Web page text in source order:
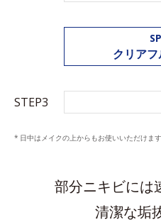
クリア
STEP3
日中はメイクの上からもお使いいただけます
部分ニキビには
清潔な垢